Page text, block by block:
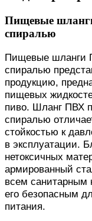
Пищевые
спиралью
Пищевые шланги
спиралью
продукцию,
пищевых
пиво. Шланг ПВХ
спиралью
стойкостью к
в эксплуатации.
нетоксичных
армированный
всем санитарным
его безопасным
питания.